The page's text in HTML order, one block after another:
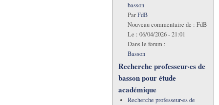
basson
ParFdB
Nouveau commentaire de : FdB
Le : 06/04/2026 - 21:01
Dans le forum :
Basson
Recherche professeur·es de
basson pour étude
académique
Recherche professeur·es de